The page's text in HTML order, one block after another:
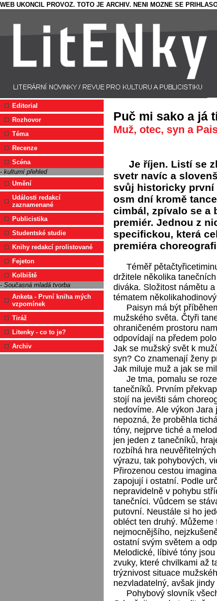
WEB UKONCIL PROVOZ. TOTO JE ARCHIV. NENI MOZNE SE
Editorial
Rozhovor
Téma
Recenze
Scéna
- kulturní přehled
Umění
Události redakcí
zaznamenané
Publicistika
Studentské studie
Knihy redakcí prolistované
Fejeton
Kolbiště
- Současná mladá tvorba
Anketa - První kniha mých
vzpomínek
Tiráž
Litenky - co to je?
Archiv
Puč mi sako a já
Muž, otec, syn a
Je říjen. Listí se
svetr navíc a
svůj historicky první
osm dní kromě
cimbál, zpívalo se a
premiér. Jednou z
specifickou, která
premiéra
Téměř
držitele několika
diváka. Složitost námětu
tématem
Paisyn má být
mužského světa. Čtyři
ohraničeném prostoru
odpovídají na předem
Jak se mužský svět k
syn? Co znamenají ženy
Jak miluje muž a jak se
Je tma, pomalu se
tanečníků. Prvním
stojí na jevišti sám
nedovíme. Ale výkon Jara
nepozná, že proběhla
tóny, nejprve tiché a
jen jeden z tanečníků,
rozbíhá hra
výrazu, tak pohybových,
Přirozenou cestou
zapojují i ostatní. Podle
nepravidelně v pohybu
tanečníci. Vůdcem se
putovní. Neustále si ho
obléct ten druhý.
nejmocnějšího,
ostatní svým světem a
Melodické, líbivé tóny
zvuky, které chvilkami až
trýznivost situace
nezvladatelný, avšak
Pohybový slovník